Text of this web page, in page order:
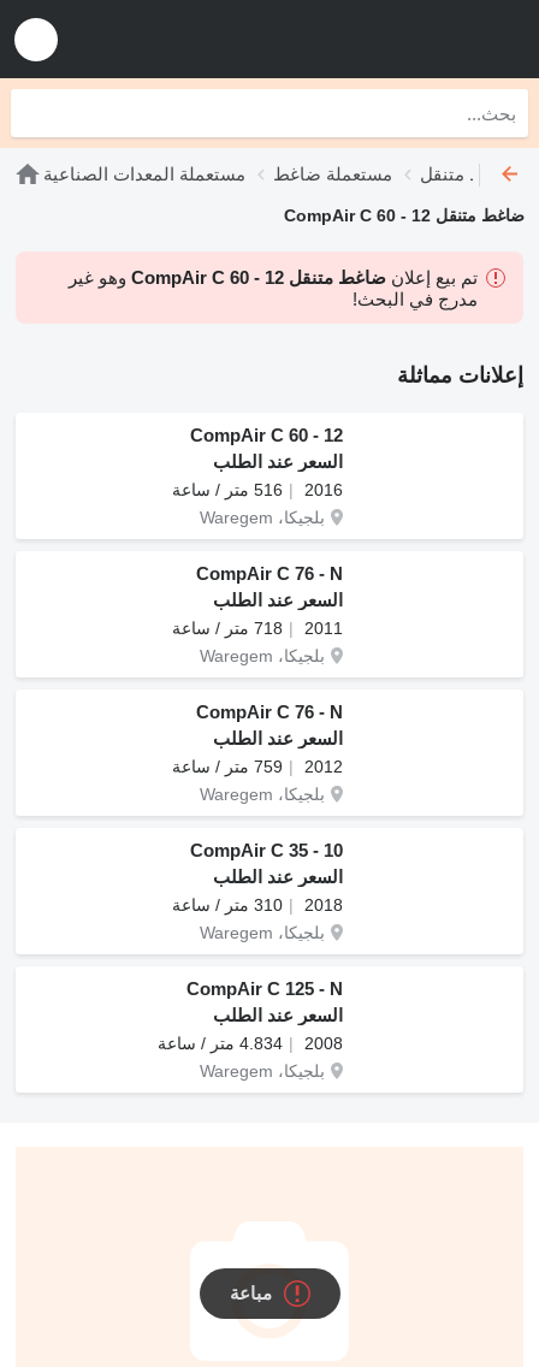
مستعملة المعدات الصناعية مستعملة ضاغط ضاغط متنقل
ضاغط متنقل CompAir C 60 - 12
تم بيع إعلان ضاغط متنقل CompAir C 60 - 12
وهو غير
مدرج في البحث!
إعلانات مماثلة
CompAir C 60 - 12
السعر عند الطلب
2016
516 متر / ساعة
بلجيكا، Waregem
CompAir C 76 - N
السعر عند الطلب
2011
718 متر / ساعة
بلجيكا، Waregem
CompAir C 76 - N
السعر عند الطلب
2012
759 متر / ساعة
بلجيكا، Waregem
CompAir C 35 - 10
السعر عند الطلب
2018
310 متر / ساعة
بلجيكا، Waregem
CompAir C 125 - N
السعر عند الطلب
2008
4.834 متر / ساعة
بلجيكا، Waregem
مباعة